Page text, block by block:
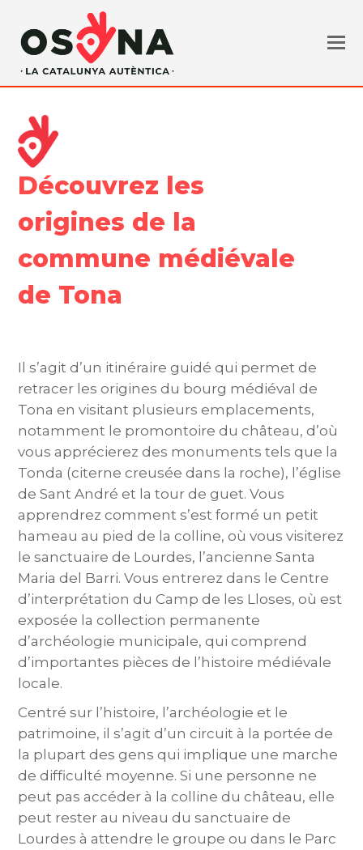
Découvrez les
origines de la
commune médiévale
de Tona
Il s’agit d’un itinéraire guidé qui permet de
retracer les origines du bourg médiéval de
Tona en visitant plusieurs emplacements,
notamment le promontoire du château, d’où
vous apprécierez des monuments tels que la
Tonda (citerne creusée dans la roche), l’église
de Sant André et la tour de guet. Vous
apprendrez comment s’est formé un petit
hameau au pied de la colline, où vous visiterez
le sanctuaire de Lourdes, l’ancienne Santa
Maria del Barri. Vous entrerez dans le Centre
d’interprétation du Camp de les Lloses, où est
exposée la collection permanente
d’archéologie municipale, qui comprend
d’importantes pièces de l’histoire médiévale
locale.
Centré sur l’histoire, l’archéologie et le
patrimoine, il s’agit d’un circuit à la portée de
la plupart des gens qui implique une marche
de difficulté moyenne. Si une personne ne
peut pas accéder à la colline du château, elle
peut rester au niveau du sanctuaire de
Lourdes à attendre le groupe ou dans le Parc